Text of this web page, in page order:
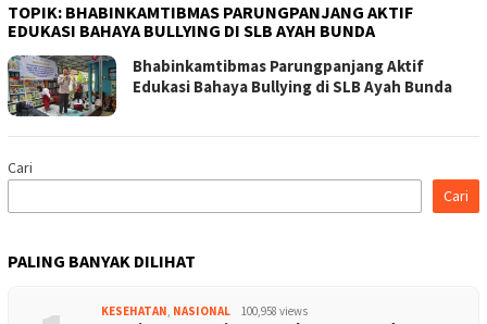
TOPIK: BHABINKAMTIBMAS PARUNGPANJANG AKTIF
EDUKASI BAHAYA BULLYING DI SLB AYAH BUNDA
Bhabinkamtibmas Parungpanjang Aktif
Edukasi Bahaya Bullying di SLB Ayah Bunda
Cari
Cari
PALING BANYAK DILIHAT
KESEHATAN, NASIONAL 100,958 views